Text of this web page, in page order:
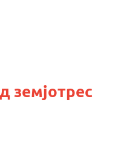
земјотрес